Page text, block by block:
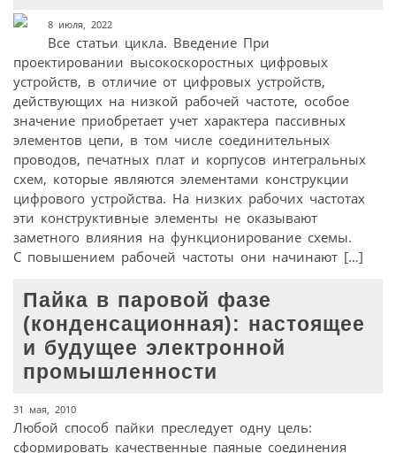
8 июля, 2022
Все статьи цикла. Введение При
проектировании высокоскоростных цифровых
устройств, в отличие от цифровых устройств,
действующих на низкой рабочей частоте, особое
значение приобретает учет характера пассивных
элементов цепи, в том числе соединительных
проводов, печатных плат и корпусов интегральных
схем, которые являются элементами конструкции
цифрового устройства. На низких рабочих частотах
эти конструктивные элементы не оказывают
заметного влияния на функционирование схемы.
С повышением рабочей частоты они начинают […]
Пайка в паровой фазе
(конденсационная): настоящее
и будущее электронной
промышленности
31 мая, 2010
Любой способ пайки преследует одну цель:
сформировать качественные паяные соединения